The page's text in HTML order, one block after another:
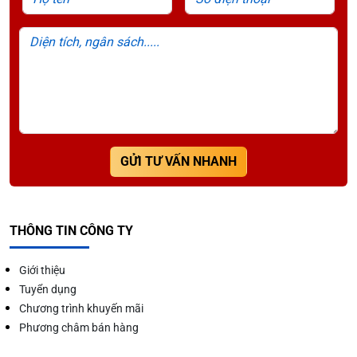
Vận hành đơn giản: Chỉ cần nắm chắc phần tay đẩy
bên hông, kéo theo chiều ngược lại với thân xe.
GỬI TƯ VẤN NHANH
THÔNG TIN CÔNG TY
Giới thiệu
Tuyển dụng
Chương trình khuyến mãi
Phương châm bán hàng